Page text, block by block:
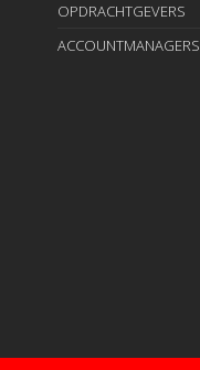
OPDRACHTGEVERS
ACCOUNTMANAGERS